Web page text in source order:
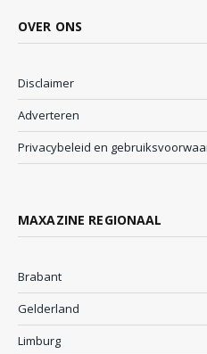
OVER ONS
Disclaimer
Adverteren
Privacybeleid en
MAXAZINE REGIONAAL
Brabant
Gelderland
Limburg